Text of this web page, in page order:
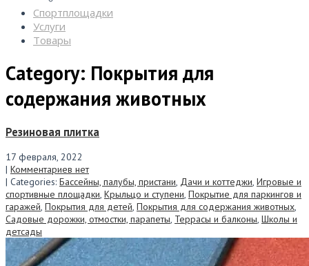
Спортплощадки
Услуги
Товары
Category: Покрытия для
содержания животных
Резиновая плитка
17 февраля, 2022
| Комментариев нет
| Categories: Бассейны, палубы, пристани, Дачи и коттеджи, Игровые и
спортивные площадки, Крыльцо и ступени, Покрытие для паркингов и
гаражей, Покрытия для детей, Покрытия для содержания животных,
Садовые дорожки, отмостки, парапеты, Террасы и балконы, Школы и
детсады